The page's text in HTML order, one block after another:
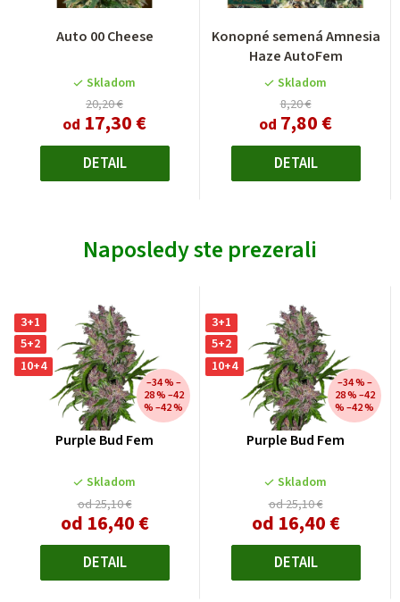
Auto 00 Cheese
Skladom
20,20 €
od 17,30 €
DETAIL
Konopné semená Amnesia
Haze AutoFem
Skladom
8,20 €
od 7,80 €
DETAIL
Naposledy ste prezerali
3+1
5+2
10+4
Purple Bud Fem
Skladom
od 25,10 €
–34 % –
28 % –42
% –42 %
od 16,40 €Jednotková
DETAIL
3+1
5+2
10+4
Purple Bud Fem
Skladom
od 25,10 €
–34 % –
28 % –42
% –42 %
od 16,40 €Jednotková
DETAIL